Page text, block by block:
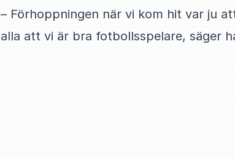
– Förhoppningen när vi kom hit var ju
alla att vi är bra fotbollsspelare, säger